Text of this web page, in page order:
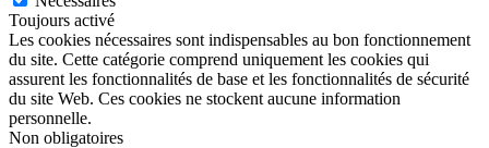
Toujours activé
Les cookies nécessaires sont indispensables au bon fonctionnement
du site. Cette catégorie comprend uniquement les cookies qui
assurent les fonctionnalités de base et les fonctionnalités de sécurité
du site Web. Ces cookies ne stockent aucune information
personnelle.
Non obligatoires